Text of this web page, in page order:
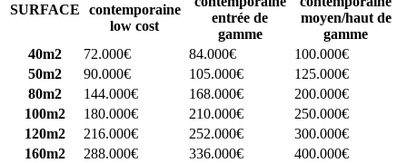
SURFACE
contemporaine
low cost
entrée de
gamme
moyen/haut de
gamme
40m2
72.000€ 84.000€
100.000€
50m2
90.000€ 105.000€
125.000€
80m2
144.000€ 168.000€
200.000€
100m2
180.000€ 210.000€
250.000€
120m2
216.000€ 252.000€
300.000€
160m2
288.000€ 336.000€
400.000€